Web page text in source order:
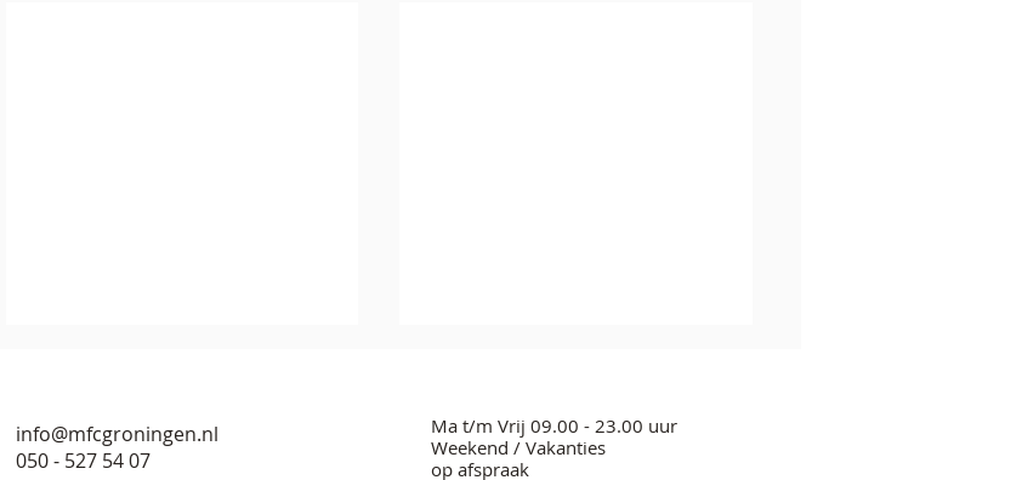
info@mfcgroningen.nl
050 - 527 54 07
Ma t/m Vrij 09.00 - 23.00 uur
Weekend / Vakanties
op afspraak